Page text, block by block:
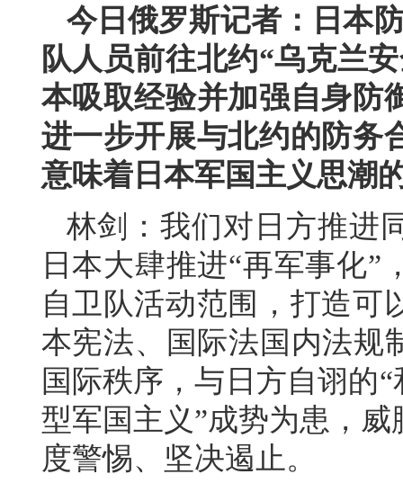
今日俄罗斯记者：日本
队人员前往北约“乌克兰
本吸取经验并加强自身防
进一步开展与北约的防务
意味着日本军国主义思潮
林剑：我们对日方推进
日本大肆推进“再军事化
自卫队活动范围，打造可
本宪法、国际法国内法规
国际秩序，与日方自诩的
型军国主义”成势为患，
度警惕、坚决遏止。